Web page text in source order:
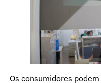
Os consumidores